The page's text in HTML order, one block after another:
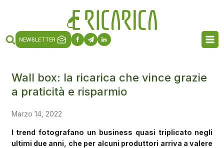
NEWSLETTER
Wall box: la ricarica che vince grazie
a praticità e risparmio
Marzo 14, 2022
I trend fotografano un business quasi triplicato negli
ultimi due anni, che per alcuni produttori arriva a valere